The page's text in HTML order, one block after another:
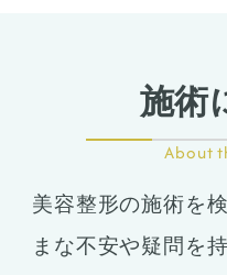
施術
About
美容整形の施術を
まな不安や疑問を